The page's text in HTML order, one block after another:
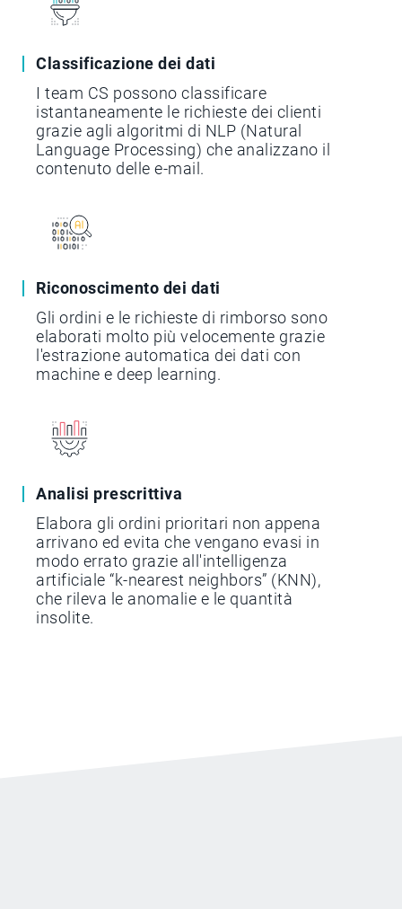
Classificazione dei dati
I team CS possono classificare
istantaneamente le richieste dei clienti
grazie agli algoritmi di NLP (Natural
Language Processing) che analizzano il
contenuto delle e-mail.
Riconoscimento dei dati
Gli ordini e le richieste di rimborso sono
elaborati molto più velocemente grazie
l'estrazione automatica dei dati con
machine e deep learning.
Analisi prescrittiva
Elabora gli ordini prioritari non appena
arrivano ed evita che vengano evasi in
modo errato grazie all'intelligenza
artificiale “k-nearest neighbors” (KNN),
che rileva le anomalie e le quantità
insolite.